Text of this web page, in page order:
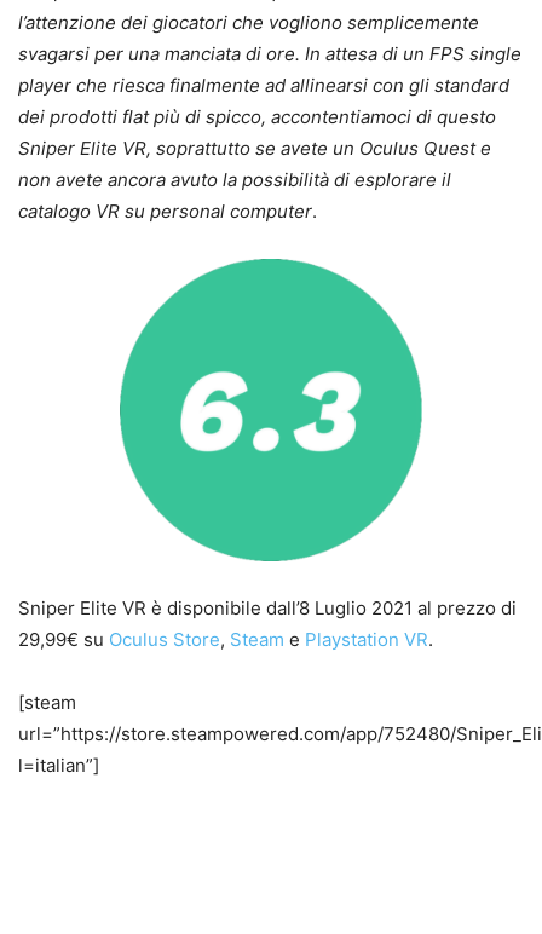
l’attenzione dei giocatori che vogliono semplicemente
svagarsi per una manciata di ore. In attesa di un FPS single
player che riesca finalmente ad allinearsi con gli standard
dei prodotti flat più di spicco, accontentiamoci di questo
Sniper Elite VR, soprattutto se avete un Oculus Quest e
non avete ancora avuto la possibilità di esplorare il
catalogo VR su personal computer.
Sniper Elite VR è disponibile dall’8 Luglio 2021 al prezzo di
29,99€ su Oculus Store, Steam e Playstation VR.
[steam
url=”https://store.steampowered.com/app/752480/
l=italian”]